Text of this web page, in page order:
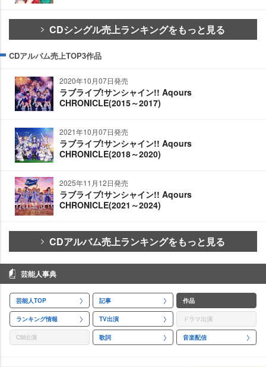
CDシングル売上ランキングをもっと見る
CDアルバム売上TOP3作品
2020年10月07日発売
ラブライブ!サンシャイン!! Aqours
CHRONICLE(2015～2017)
2021年10月07日発売
ラブライブ!サンシャイン!! Aqours
CHRONICLE(2018～2020)
2025年11月12日発売
ラブライブ!サンシャイン!! Aqours
CHRONICLE(2021～2024)
CDアルバム売上ランキングをもっと見る
芸能人事典
芸能人TOP 記事 作品
ランキング情報 TV出演 ドラマ出演
CM出演 歌詞 音楽配信